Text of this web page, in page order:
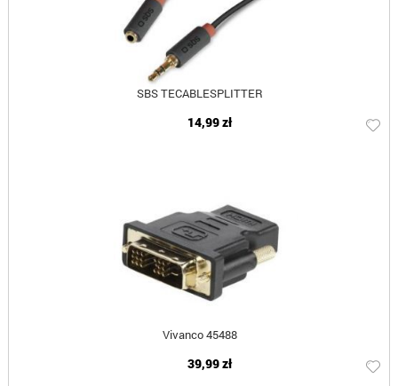
SBS TECABLESPLITTER
14,99 zł
Vivanco 45488
39,99 zł